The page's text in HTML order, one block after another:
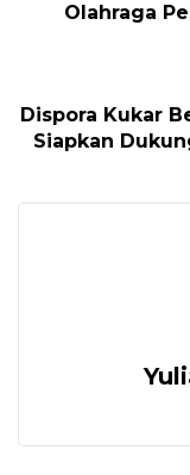
Olahraga
Dispora Kukar
Siapkan